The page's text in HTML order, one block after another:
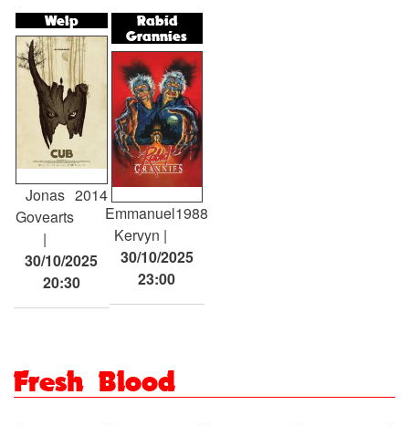
Welp
Jonas
Govearts
2014
30/10/2025
20:30
Rabid
Grannies
Emmanuel
Kervyn
1988
30/10/2025
23:00
Fresh Blood